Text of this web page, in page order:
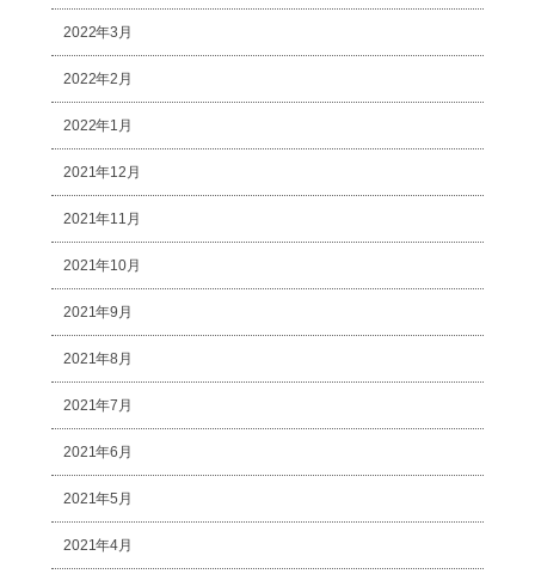
2022年3月
2022年2月
2022年1月
2021年12月
2021年11月
2021年10月
2021年9月
2021年8月
2021年7月
2021年6月
2021年5月
2021年4月